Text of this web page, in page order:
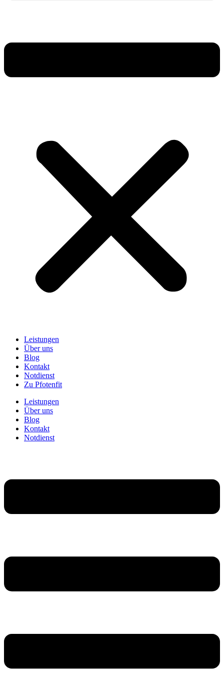
Leistungen
Über uns
Blog
Kontakt
Notdienst
Zu Pfotenfit
Leistungen
Über uns
Blog
Kontakt
Notdienst